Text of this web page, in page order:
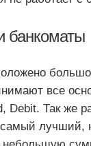
банкоматы
все
Debit. Так же
самый лучший,